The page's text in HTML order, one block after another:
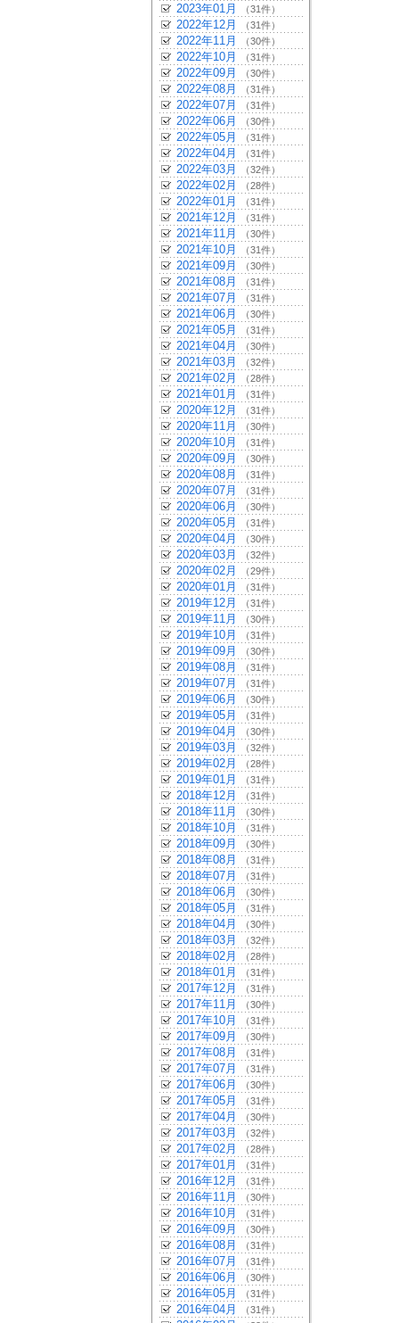
2023年01月 （31件）
2022年12月 （31件）
2022年11月 （30件）
2022年10月 （31件）
2022年09月 （30件）
2022年08月 （31件）
2022年07月 （31件）
2022年06月 （30件）
2022年05月 （31件）
2022年04月 （31件）
2022年03月 （32件）
2022年02月 （28件）
2022年01月 （31件）
2021年12月 （31件）
2021年11月 （30件）
2021年10月 （31件）
2021年09月 （30件）
2021年08月 （31件）
2021年07月 （31件）
2021年06月 （30件）
2021年05月 （31件）
2021年04月 （30件）
2021年03月 （32件）
2021年02月 （28件）
2021年01月 （31件）
2020年12月 （31件）
2020年11月 （30件）
2020年10月 （31件）
2020年09月 （30件）
2020年08月 （31件）
2020年07月 （31件）
2020年06月 （30件）
2020年05月 （31件）
2020年04月 （30件）
2020年03月 （32件）
2020年02月 （29件）
2020年01月 （31件）
2019年12月 （31件）
2019年11月 （30件）
2019年10月 （31件）
2019年09月 （30件）
2019年08月 （31件）
2019年07月 （31件）
2019年06月 （30件）
2019年05月 （31件）
2019年04月 （30件）
2019年03月 （32件）
2019年02月 （28件）
2019年01月 （31件）
2018年12月 （31件）
2018年11月 （30件）
2018年10月 （31件）
2018年09月 （30件）
2018年08月 （31件）
2018年07月 （31件）
2018年06月 （30件）
2018年05月 （31件）
2018年04月 （30件）
2018年03月 （32件）
2018年02月 （28件）
2018年01月 （31件）
2017年12月 （31件）
2017年11月 （30件）
2017年10月 （31件）
2017年09月 （30件）
2017年08月 （31件）
2017年07月 （31件）
2017年06月 （30件）
2017年05月 （31件）
2017年04月 （30件）
2017年03月 （32件）
2017年02月 （28件）
2017年01月 （31件）
2016年12月 （31件）
2016年11月 （30件）
2016年10月 （31件）
2016年09月 （30件）
2016年08月 （31件）
2016年07月 （31件）
2016年06月 （30件）
2016年05月 （31件）
2016年04月 （31件）